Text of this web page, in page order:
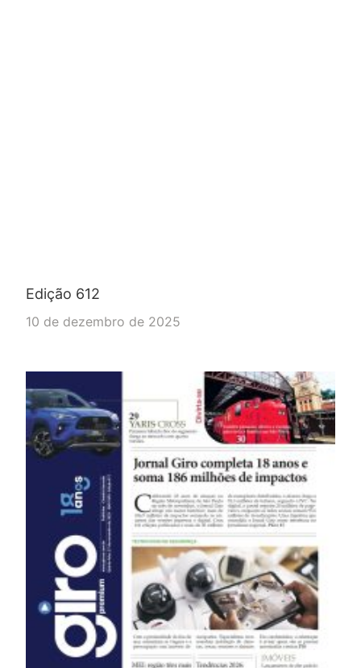
Edição 612
10 de dezembro de 2025